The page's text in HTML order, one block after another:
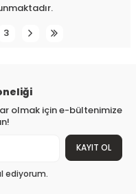
3
olmak için e-bültenimize
KAYIT OL
ediyorum.